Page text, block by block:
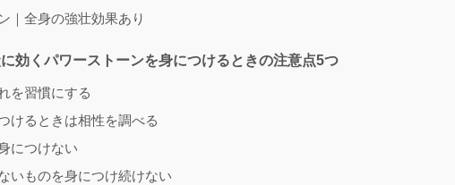
｜全身の強壮効果あり
効くパワーストーンを身につけるときの注意点5つ
を習慣にする
けるときは相性を調べる
につけない
いものを身につけ続けない